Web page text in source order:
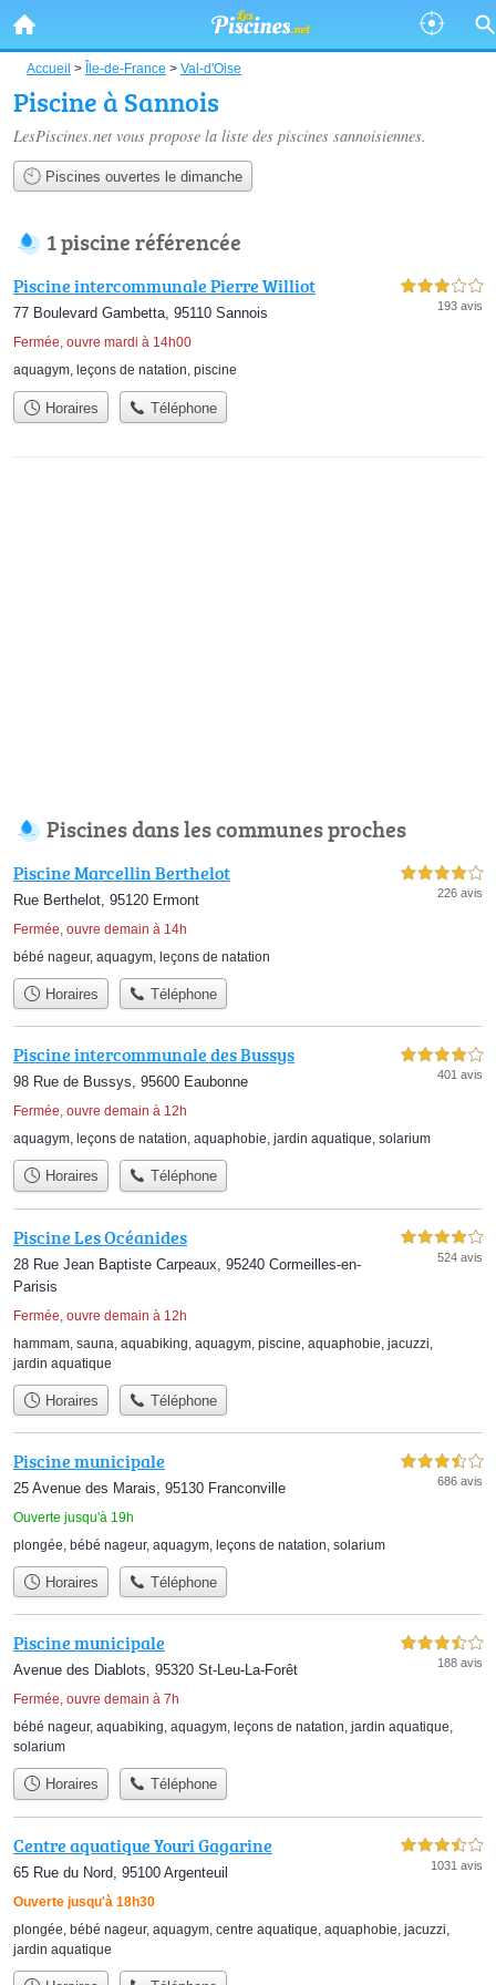
Accueil > Île-de-France > Val-d'Oise
Piscine à Sannois
LesPiscines.net vous propose la liste des piscines sannoisiennes.
Piscines ouvertes le dimanche
1 piscine référencée
Piscine intercommunale Pierre Williot
77 Boulevard Gambetta, 95110 Sannois
Fermée, ouvre mardi à 14h00
3,0 étoiles sur 5
193 avis
aquagym, leçons de natation, piscine
Horaires Téléphone
Piscines dans les communes proches
Piscine Marcellin Berthelot
Rue Berthelot, 95120 Ermont
Fermée, ouvre demain à 14h
4,0 étoiles sur 5
226 avis
bébé nageur, aquagym leçons de natation
Horaires Téléphone
Piscine intercommunale des Bussys
98 Rue de Bussys, 95600 Eaubonne
Fermée, ouvre demain à 12h
4,0 étoiles sur 5
401 avis
aquagym, leçons de natation, aquaphobie, jardin aquatique, solarium
Horaires Téléphone
Piscine Les Océanides
28 Rue Jean Baptiste Carpeaux, 95240 Cormeilles-en-
Parisis
Fermée, ouvre demain à 12h
4,0 étoiles sur 5
524 avis
hammam sauna aquabiking aquagym piscine aquaphobie jacuzzi
jardin aquatique
Horaires Téléphone
Piscine municipale
25 Avenue des Marais, 95130 Franconville
Ouverte jusqu'à 19h
3,5 étoiles sur 5
686 avis
plongée, bébé nageur, aquagym, leçons de natation, solarium
Horaires Téléphone
Piscine municipale
Avenue des Diablots, 95320 St-Leu-La-Forêt
Fermée, ouvre demain à 7h
3,5 étoiles sur 5
188 avis
bébé nageur, aquabiking, aquagym, leçons de natation, jardin aquatique,
solarium
Horaires Téléphone
Centre aquatique Youri Gagarine
65 Rue du Nord, 95100 Argenteuil
Ouverte jusqu'à 18h30
3,5 étoiles sur 5
1031 avis
plongée bébé nageur, aquagym centre aquatique aquaphobie jacuzzi
jardin aquatique